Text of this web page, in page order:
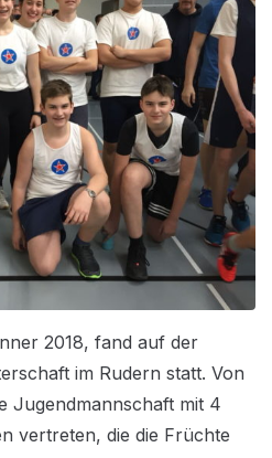
2018, fand auf der
im Rudern statt. Von
Jugendmannschaft mit 4
vertreten, die die Früchte